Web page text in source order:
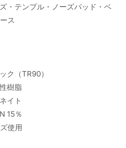
・テンプル・ノーズパッド・ベ
ス
ク（TR90）
樹脂
イト
15％
使用